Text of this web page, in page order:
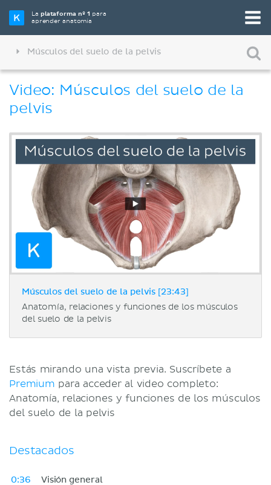
Laplataforma nº 1 para
aprender anatomía
Músculos del suelo de la pelvis
Video: Músculos del suelo de la
pelvis
Músculos del suelo de la pelvis [23:43]
Anatomía, relaciones y funciones de los músculos
del suelo de la pelvis
Estás mirando una vista previa. Suscríbete a
Premium para acceder al video completo:
Anatomía, relaciones y funciones de los músculos
del suelo de la pelvis
Destacados
0:36
Visión general